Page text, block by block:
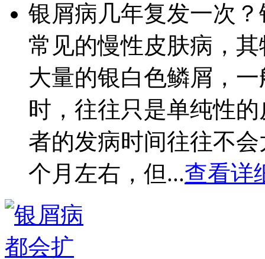
银屑病几年复发一次
常见的慢性皮肤病，
大量的银白色鳞屑，
时，往往只是单纯性
者的发病时间往往不
个月左右，但...查看详